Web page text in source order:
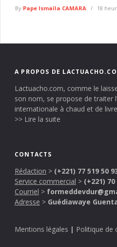
By Pape Ismaïla CAMARA 18
A PROPOS DE
Lactuacho.com, comme le
son nom, se propose de traiter
internationale à chaud et de
>> Lire la suite
CONTACTS
Rédaction > (+221) 77 519 50
Service commercial > (+221) 70
Courriel >
Adresse > Guédiawaye
Mentions légales | Politique de